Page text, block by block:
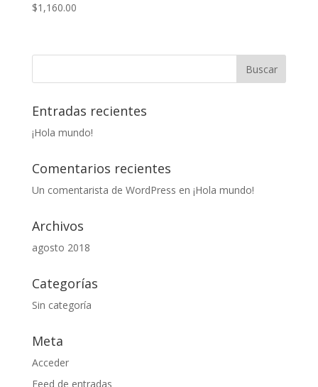
$1,160.00
Entradas recientes
¡Hola mundo!
Comentarios recientes
Un comentarista de WordPress en ¡Hola mundo!
Archivos
agosto 2018
Categorías
Sin categoría
Meta
Acceder
Feed de entradas